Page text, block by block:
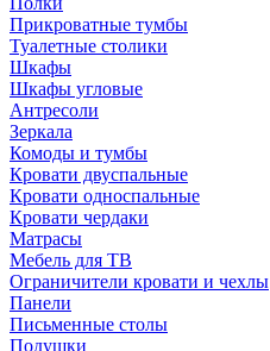
Прикроватные тумбы
Туалетные столики
Шкафы
Шкафы угловые
Антресоли
Зеркала
Комоды и тумбы
Кровати двуспальные
Кровати односпальные
Кровати чердаки
Матрасы
Мебель для ТВ
Ограничители кровати и чехлы
Панели
Письменные столы
Подушки